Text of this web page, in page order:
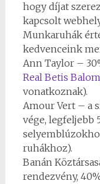
hogy díjat
kapcsolt
Munkaruhák
kedvenceink
Ann Taylor –
Real Betis
vonatkoznak).
Amour Vert – a
vége, legfeljebb
ruhákhoz).
Banán
rendezvény,